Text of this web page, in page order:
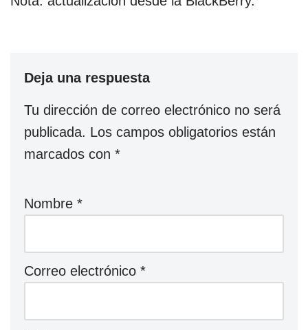
Deja una respuesta
Tu dirección de correo electrónico no será
publicada. Los campos obligatorios están
marcados con *
Nombre *
Correo electrónico *